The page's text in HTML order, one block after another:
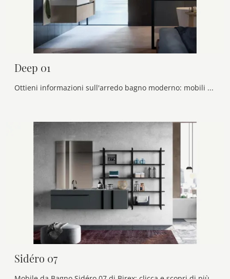
Deep 01
Ottieni informazioni sull'arredo bagno moderno: mobili bagno sospesi in laccato opaco come il modello Deep 01 di Birex ti aspettano.
Sidéro 07